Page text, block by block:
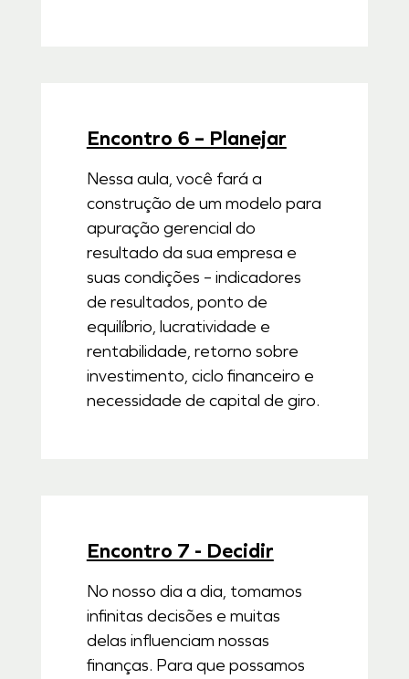
Encontro 6 – Planejar
Nessa aula, você fará a
construção de um modelo para
apuração gerencial do
resultado da sua empresa e
suas condições – indicadores
de resultados, ponto de
equilíbrio, lucratividade e
rentabilidade, retorno sobre
investimento, ciclo financeiro e
necessidade de capital de giro.
Encontro 7 - Decidir
No nosso dia a dia, tomamos
infinitas decisões e muitas
delas influenciam nossas
finanças. Para que possamos